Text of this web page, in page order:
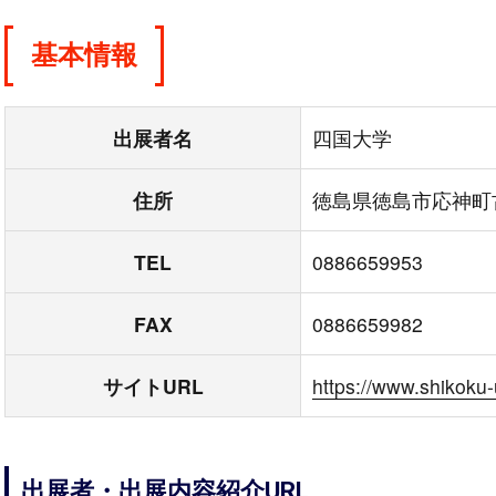
基本情報
出展者名 四国大学
住所 徳島県徳島市応神町
TEL 0886659953
FAX 0886659982
サイトURL https://